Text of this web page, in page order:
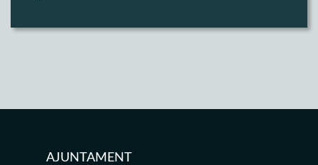
AJUNTAMENT